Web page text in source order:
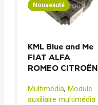
Nouveauté
KML Blue and Me
FIAT ALFA
ROMEO CITROËN
Multimédia, Module
auxiliaire multimédia